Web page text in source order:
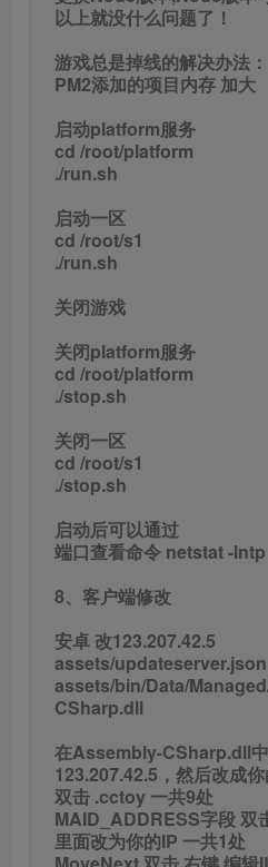
以上就没什么问题了！
游戏总是掉线的解决办法：
PM2添加的项目内存 加大
启动platform服务
cd /root/platform
./run.sh
启动一区
cd /root/s1
./run.sh
关闭游戏
关闭platform服务
cd /root/platform
./stop.sh
关闭一区
cd /root/s1
./stop.sh
启动后可以通过
端口查看命令 netstat -lntp
8、客户端修改
安卓 改123.207.42.5
assets/updateserver.json
assets/bin/Data/
CSharp.dll
在Assembly-CSharp.dll
123.207.42.5，然后改成
双击 .cctoy 一共9处
MAID_ADDRESS字段 双
里面改为你的IP 一共1处